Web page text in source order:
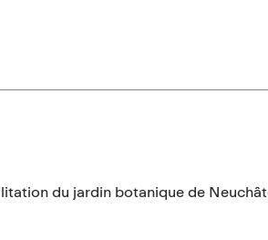
du jardin botanique de